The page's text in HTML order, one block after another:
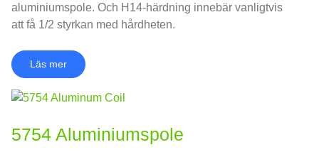
aluminiumspole. Och H14-härdning innebär vanligtvis
att få 1/2 styrkan med hårdheten.
Läs mer
5754 Aluminiumspole